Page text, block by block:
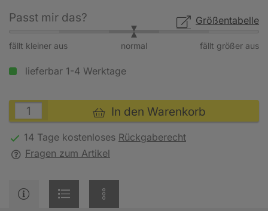
Größentabelle
Passt mir das?
fällt kleiner aus fällt größer aus
normal
lieferbar 1-4 Werktage
In den Warenkorb
14 Tage kostenloses Rückgaberecht
Fragen zum Artikel